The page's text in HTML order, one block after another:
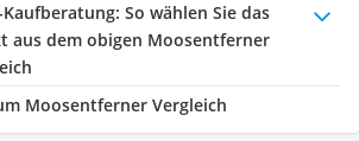
: So wählen Sie das
aus dem obigen Moosentferner
Moosentferner Vergleich